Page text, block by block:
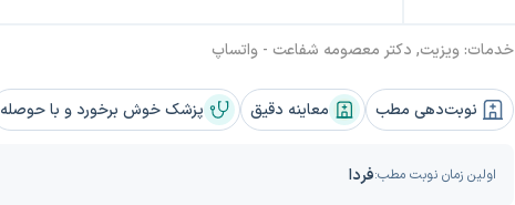
خدمات: ویزیت, دکتر معصومه شفاعت - واتساپ
معاینه دقیق پزشک خوش برخورد و با حوصله نوبت‌دهی مطب
اولین زمان نوبت مطب:فردا